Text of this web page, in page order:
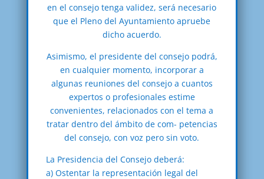
en el consejo tenga validez, será necesario
que el Pleno del Ayuntamiento apruebe
dicho acuerdo.
Asimismo, el presidente del consejo podrá,
en cualquier momento, incorporar a
algunas reuniones del consejo a cuantos
expertos o profesionales estime
convenientes, relacionados con el tema a
tratar dentro del ámbito de com- petencias
del consejo, con voz pero sin voto.
La Presidencia del Consejo deberá:
a) Ostentar la representación legal del